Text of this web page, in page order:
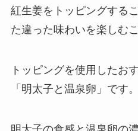
紅生姜をトッピングする
た違った味わいを楽しむ
トッピングを使用したお
「明太子と温泉卵」です。